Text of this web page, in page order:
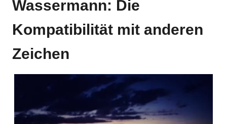
Wassermann: Die
Kompatibilität mit anderen
Zeichen